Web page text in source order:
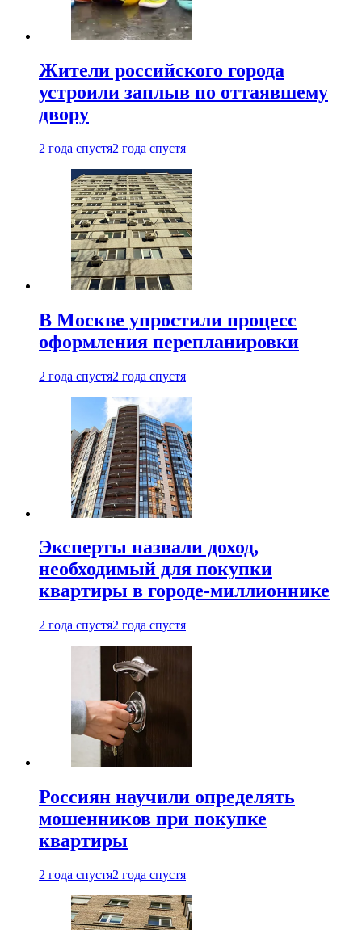
Жители российского города
устроили заплыв по оттаявшему
двору
2 года спустя2 года спустя
В Москве упростили процесс
оформления перепланировки
2 года спустя2 года спустя
Эксперты назвали доход,
необходимый для покупки
квартиры в городе-миллионнике
2 года спустя2 года спустя
Россиян научили определять
мошенников при покупке
квартиры
2 года спустя2 года спустя